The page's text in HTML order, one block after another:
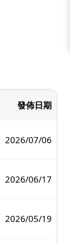
發佈日期
2026/07/06
2026/06/17
2026/05/19